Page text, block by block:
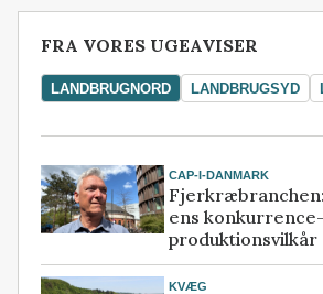
FRA VORES UGEAVISER
LANDBRUGNORD LANDBRUGSYD
CAP-I-DANMARK
ens
produktionsvilkår
KVÆG